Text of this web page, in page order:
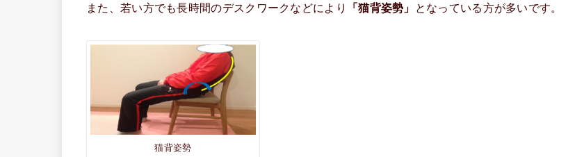
また、若い方でも長時間のデスクワークなどにより 「猫背姿勢」 となっている方が多いです。
猫背姿勢